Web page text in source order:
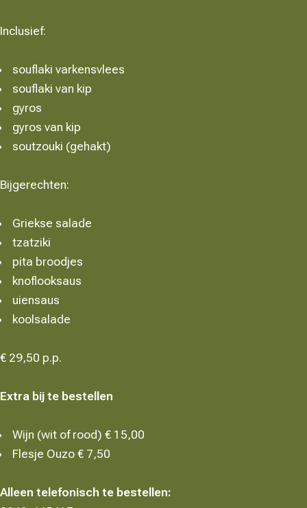
Inclusief:
souflaki varkensvlees
souflaki van kip
gyros
gyros van kip
soutzouki (gehakt)
Bijgerechten:
Griekse salade
tzatziki
pita broodjes
knoflooksaus
uiensaus
koolsalade
€ 29,50 p.p.
Extra bij te bestellen
Wijn (wit of rood) € 15,00
Flesje Ouzo € 7,50
Alleen telefonisch te bestellen: